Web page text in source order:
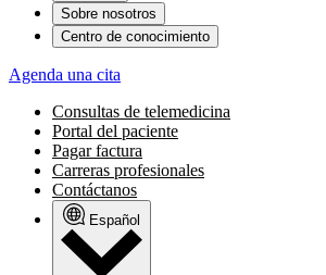
Sobre nosotros
Centro de conocimiento
Agenda una cita
Consultas de telemedicina
Portal del paciente
Pagar factura
Carreras profesionales
Contáctanos
Español